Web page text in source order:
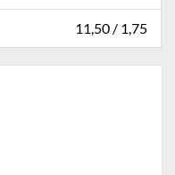
11,50 / 1,75